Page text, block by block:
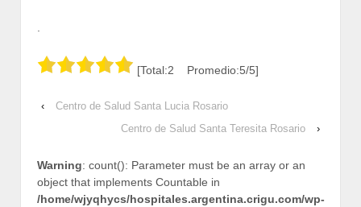
.
[Total:2 Promedio:5/5]
‹
Centro de Salud Santa Lucia Rosario
Centro de Salud Santa Teresita Rosario
›
Warning: count(): Parameter must be an array or an
object that implements Countable in
/home/wjyqhycs/hospitales.argentina.crigu.com/wp-